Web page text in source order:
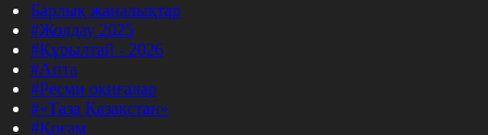
Барлық жаңалықтар
#Жолдау 2025
#Құрылтай - 2026
#Апта
#Ресми оқиғалар
#«Таза Қазақстан»
#Қоғам